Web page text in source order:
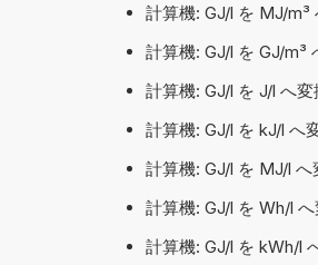
計算機: GJ/l を MJ/m³
計算機: GJ/l を GJ/m³
計算機: GJ/l を J/l へ変
計算機: GJ/l を kJ/l へ
計算機: GJ/l を MJ/l へ
計算機: GJ/l を Wh/l へ
計算機: GJ/l を kWh/l